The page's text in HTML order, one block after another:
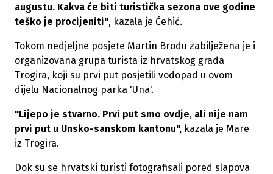
augustu. Kakva će biti turistička sezona ove godine
teško je procijeniti", kazala je Ćehić.
Tokom nedjeljne posjete Martin Brodu zabilježena je i
organizovana grupa turista iz hrvatskog grada
Trogira, koji su prvi put posjetili vodopad u ovom
dijelu Nacionalnog parka 'Una'.
"Lijepo je stvarno. Prvi put smo ovdje, ali nije nam
prvi put u Unsko-sanskom kantonu", kazala je Mare
iz Trogira.
Dok su se hrvatski turisti fotografisali pored slapova